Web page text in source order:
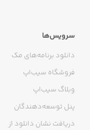
سرویس‌ها
دانلود برنامه‌های مک
فروشگاه سیب‌اپ
وبلاگ سیب‌اپ
پنل توسعه‌دهندگان
دریافت نشان دانلود از